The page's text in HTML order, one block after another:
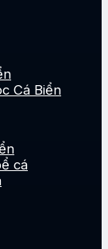
Cá Biển
cá